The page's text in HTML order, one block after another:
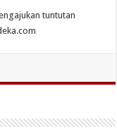
tuntutan